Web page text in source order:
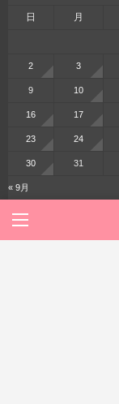
日 月
« 9月
2 3
9 10
16 17
23 24
30 31